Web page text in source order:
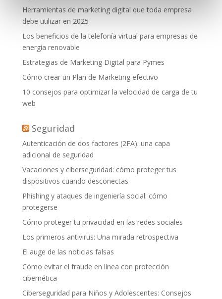
Herramientas de marketing digital que toda empresa
debe utilizar en 2025
Los beneficios de la telefonía virtual para empresas de
energía renovable
Estrategias de Marketing Digital para Pymes
Cómo crear un Plan de Marketing efectivo
10 consejos para optimizar la velocidad de carga de tu
web
Seguridad
Autenticación de dos factores (2FA): una capa
adicional de seguridad
Vacaciones y ciberseguridad: cómo proteger tus
dispositivos cuando desconectas
Phishing y ataques de ingeniería social: cómo
protegerse
Cómo proteger tu privacidad en las redes sociales
Los primeros antivirus: Una mirada retrospectiva
El auge de las noticias falsas
Cómo evitar el fraude en línea con protección
cibernética
Ciberseguridad para Niños y Adolescentes: Consejos